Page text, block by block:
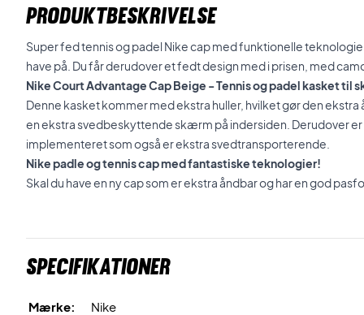
PRODUKTBESKRIVELSE
Super fed tennis og padel Nike cap med funktionelle
have på. Du får derudover et fedt design med i prisen, med
Nike Court Advantage Cap Beige - Tennis og padel kasket til
Denne kasket kommer med ekstra huller, hvilket gør den ekstra
en ekstra svedbeskyttende skærm på indersiden. Derudover
implementeret som også er ekstra svedtransporterende.
Nike padle og tennis cap med fantastiske teknologier!
Skal du have en ny cap som er ekstra åndbar og har en god
Specifikationer
Mærke:
Nike